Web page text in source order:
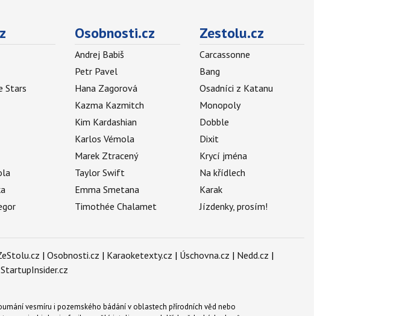
Stars
Osobnosti.cz
Andrej Babiš
Petr Pavel
Hana Zagorová
Kazma Kazmitch
Kim Kardashian
Karlos Vémola
Marek Ztracený
Taylor Swift
Emma Smetana
Timothée Chalamet
Zestolu.cz
Carcassonne
Bang
Osadníci z Katanu
Monopoly
Dobble
Dixit
Krycí jména
Na křídlech
Karak
Jízdenky, prosím!
| Osobnosti.cz | Karaoketexty.cz | Úschovna.cz | Nedd.cz |
StartupInsider.cz
vesmíru i pozemského bádání v oblastech přírodních věd nebo